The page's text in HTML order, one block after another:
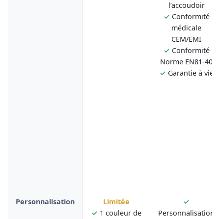
l’accoudoir
✓ Conformité
médicale
CEM/EMI
✓ Conformité
Norme EN81-40
✓ Garantie à vie
Personnalisation
Limitée
✓ 1 couleur de
✓
Personnalisation